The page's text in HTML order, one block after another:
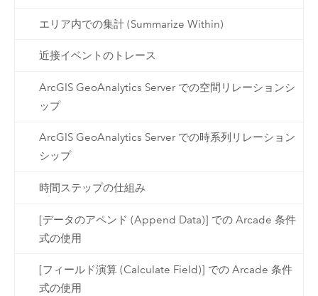
エリア内での集計 (Summarize Within)
近接イベントのトレース
ArcGIS GeoAnalytics Server での空間リレーションシ
ップ
ArcGIS GeoAnalytics Server での時系列リレーション
シップ
時間ステップの仕組み
[データのアペンド (Append Data)] での Arcade 条件
式の使用
[フィールド演算 (Calculate Field)] での Arcade 条件
式の使用